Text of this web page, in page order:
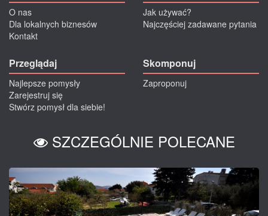
O nas
Dla lokalnych biznesów
Kontakt
Jak używać?
Najczęściej zadawane pytania
Przeglądaj
Najlepsze pomysły
Zarejestruj się
Stwórz pomysł dla siebie!
Skomponuj
Zaproponuj
SZCZEGÓLNIE POLECANE